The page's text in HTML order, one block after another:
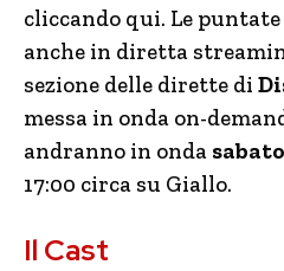
cliccando qui. Le
anche in diretta
sezione delle dirette di
messa in onda on-
andranno in onda
17:00 circa su Giallo.
Il Cast